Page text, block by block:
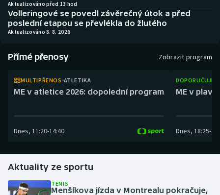
Basketbal
Box
Cyklistika
Florbal
Aplikace ČT sport
Aktualizováno před 13 hod
Volleringové se povedl závěrečný útok a před
poslední etapou se převlékla do žlutého
Aktualizováno 8. 8. 2026
Přímé přenosy Zobrazit program
MULTIPŘENOS ATLETIKA
ME v atletice 2026: dopolední program
Dnes, 11:20-14:40
ME v
Dnes, 18:25-
Aktuality ze sportu
TENIS
Menšíkova jízda v Montrealu pokračuje,